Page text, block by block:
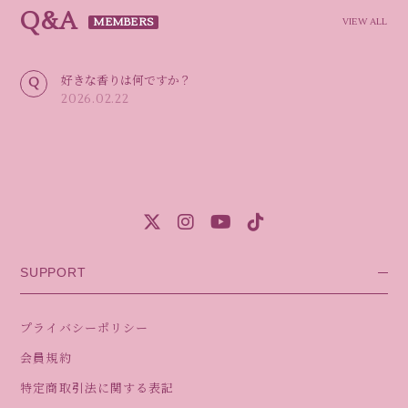
Q&A VIEW ALL
好きな香りは何ですか？
2026.02.22
SUPPORT
プライバシーポリシー
会員規約
特定商取引法に関する表記